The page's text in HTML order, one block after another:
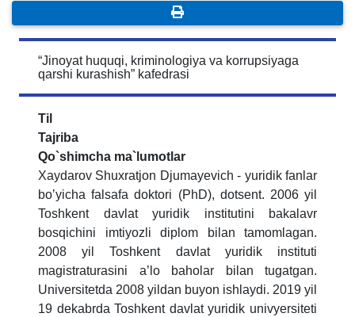
“Jinoyat huquqi, kriminologiya va korrupsiyaga
qarshi kurashish” kafedrasi
Til
Tajriba
Qo`shimcha ma`lumotlar
Xaydarov Shuxratjon Djumayevich - yuridik fanlar
boʼyicha falsafa doktori (PhD), dotsent. 2006 yil
Toshkent davlat yuridik institutini bakalavr
bosqichini imtiyozli diplom bilan tamomlagan.
2008 yil Toshkent davlat yuridik instituti
magistraturasini a’lo baholar bilan tugatgan.
Universitetda 2008 yildan buyon ishlaydi. 2019 yil
19 dekabrda Toshkent davlat yuridik univyersiteti